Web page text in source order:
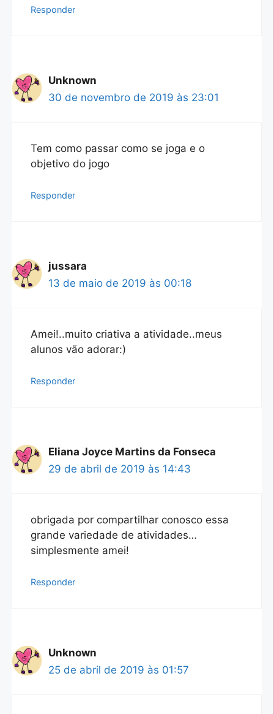
Responder
Unknown
30 de novembro de 2019 às 23:01
Tem como passar como se joga e o
objetivo do jogo
Responder
jussara
13 de maio de 2019 às 00:18
Amei!..muito criativa a atividade..meus
alunos vão adorar:)
Responder
Eliana Joyce Martins da Fonseca
29 de abril de 2019 às 14:43
obrigada por compartilhar conosco essa
grande variedade de atividades…
simplesmente amei!
Responder
Unknown
25 de abril de 2019 às 01:57